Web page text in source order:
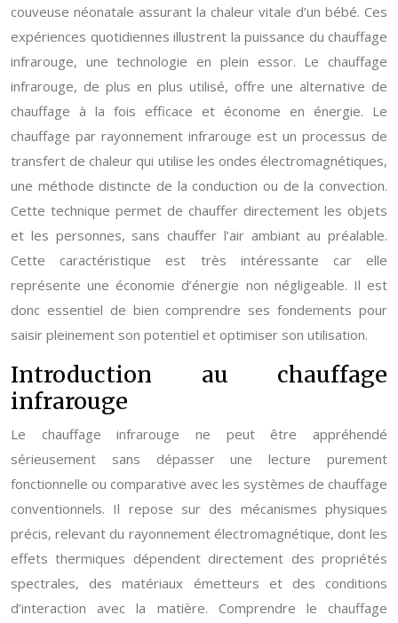
couveuse néonatale assurant la chaleur vitale d’un bébé. Ces
expériences quotidiennes illustrent la puissance du chauffage
infrarouge, une technologie en plein essor. Le chauffage
infrarouge, de plus en plus utilisé, offre une alternative de
chauffage à la fois efficace et économe en énergie. Le
chauffage par rayonnement infrarouge est un processus de
transfert de chaleur qui utilise les ondes électromagnétiques,
une méthode distincte de la conduction ou de la convection.
Cette technique permet de chauffer directement les objets
et les personnes, sans chauffer l’air ambiant au préalable.
Cette caractéristique est très intéressante car elle
représente une économie d’énergie non négligeable. Il est
donc essentiel de bien comprendre ses fondements pour
saisir pleinement son potentiel et optimiser son utilisation.
Introduction au chauffage
infrarouge
Le chauffage infrarouge ne peut être appréhendé
sérieusement sans dépasser une lecture purement
fonctionnelle ou comparative avec les systèmes de chauffage
conventionnels. Il repose sur des mécanismes physiques
précis, relevant du rayonnement électromagnétique, dont les
effets thermiques dépendent directement des propriétés
spectrales, des matériaux émetteurs et des conditions
d’interaction avec la matière. Comprendre le chauffage